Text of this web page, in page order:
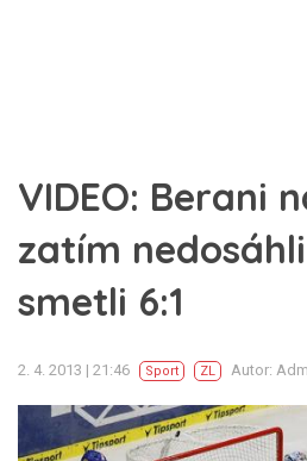
VIDEO: Berani
zatím
smetli 6:1
2. 4. 2013 | 21:46 Sport ZL Autor: